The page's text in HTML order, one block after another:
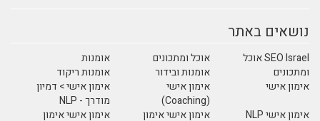
נושאים באתר
SEO Israel אוכל
ומתכונים
אוכל ומתכונים
אומנות
אומנות ובידור
אומנות ריקוד
אימון אישי
אימון אישי
(Coaching)
אימון אישי > דמיון
מודרך - NLP
אימון אישי NLP
אימון אישי אימון אימון אישי אימון